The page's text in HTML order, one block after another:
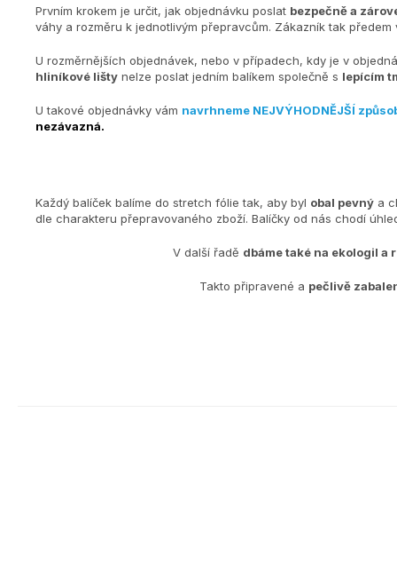
Prvním krokem je určit, jak objednávku poslat bezpečně a
váhy a rozměru k jednotlivým přepravcům. Zákazník tak
U rozměrnějších objednávek, nebo v případech, kdy je v
hliníkové lišty nelze poslat jedním balíkem společně s lepícím
U takové objednávky vám navrhneme NEJVÝHODNĚJŠÍ
nezávazná.
Každý balíček balíme do stretch fólie tak, aby byl obal pevný a
dle charakteru přepravovaného zboží. Balíčky od nás chodí
V další řadě dbáme také na ekologiI a
Takto připravené a pečlivě